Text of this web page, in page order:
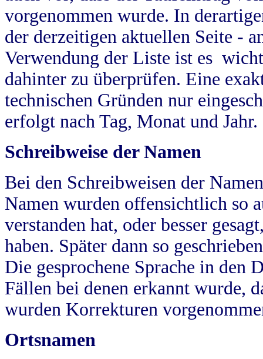
vorgenommen wurde. In
der derzeitigen aktuellen Seite -
Verwendung der Liste ist es
dahinter zu überprüfen. Eine
technischen Gründen nur
erfolgt nach Tag, Monat und Jahr.
Schreibweise der Namen
Bei den Schreibweisen der
Namen wurden offensichtlich so
verstanden hat, oder besser
haben. Später dann so
Die gesprochene Sprache in
Fällen bei denen erkannt wurde,
wurden Korrekturen
Ortsnamen